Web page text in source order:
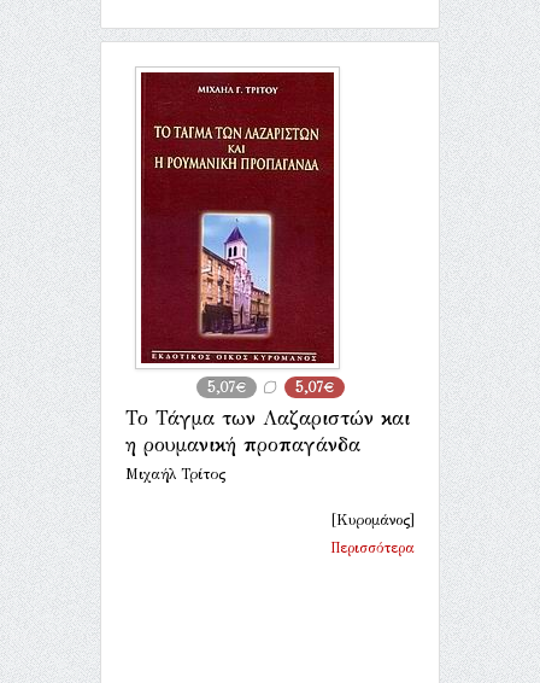
5,07€ 5,07€
Το Τάγμα των Λαζαριστών και
η ρουμανική προπαγάνδα
Μιχαήλ Τρίτος
[Κυρομάνος]
Περισσότερα